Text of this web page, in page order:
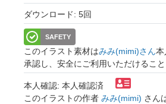
ダウンロード: 5回
SAFETY
このイラスト素材はみみ(mimi)さん本
承認し、安全にご利用いただけること
本人確認: 本人確認済
このイラストの作者 みみ(mimi) さん